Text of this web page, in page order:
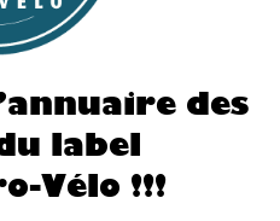
des
label
Vélo !!!